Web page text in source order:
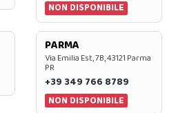
NON DISPONIBILE
PARMA
Via Emilia Est, 7B, 43121 Parma
PR
+39 349 766 8789
NON DISPONIBILE